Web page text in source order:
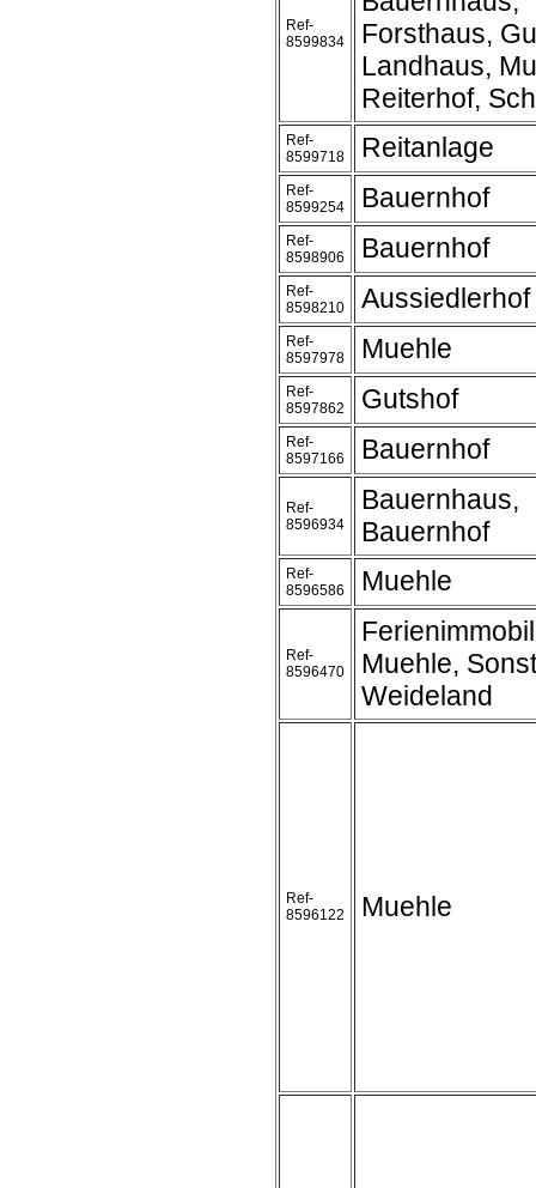
Ref-
8599834
Forsthaus,
Landhaus,
Reiterhof,
Ref-
8599718
Reitanlage
Ref-
8599254
Bauernhof
Ref-
8598906
Bauernhof
Ref-
8598210
Aussiedlerhof
Ref-
8597978
Muehle
Ref-
8597862
Gutshof
Ref-
8597166
Bauernhof
Ref-
8596934
Bauernhaus,
Bauernhof
Ref-
8596586
Muehle
Ref-
8596470
Muehle,
Weideland
Ref-
8596122
Muehle